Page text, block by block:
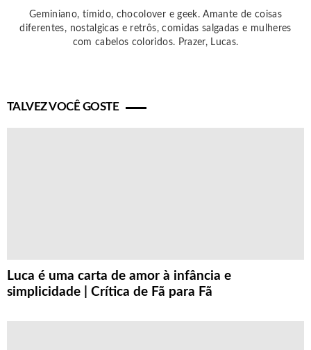
Geminiano, tímido, chocolover e geek. Amante de coisas
diferentes, nostalgicas e retrôs, comidas salgadas e mulheres
com cabelos coloridos. Prazer, Lucas.
TALVEZ VOCÊ GOSTE
Luca é uma carta de amor à infância e
simplicidade | Crítica de Fã para Fã